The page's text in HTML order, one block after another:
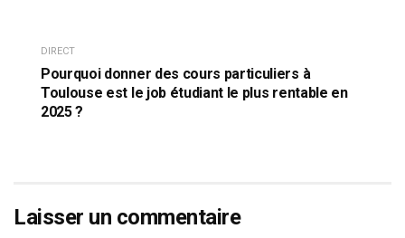
DIRECT
Pourquoi donner des cours particuliers à
Toulouse est le job étudiant le plus rentable en
2025 ?
Laisser un commentaire